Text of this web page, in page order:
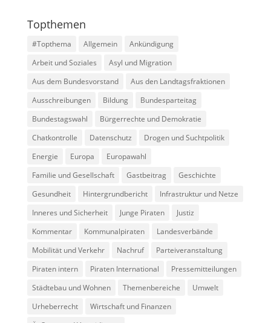
Topthemen
#Topthema Allgemein
Ankündigung
Arbeit und Soziales
Asyl und Migration
Aus dem Bundesvorstand
Aus den Landtagsfraktionen
Ausschreibungen
Bildung
Bundesparteitag
Bundestagswahl
Bürgerrechte und Demokratie
Chatkontrolle
Datenschutz
Drogen und Suchtpolitik
Energie
Europa
Europawahl
Familie und Gesellschaft
Gastbeitrag
Geschichte
Gesundheit
Hintergrundbericht
Infrastruktur und Netze
Inneres und Sicherheit
Junge Piraten
Justiz
Kommentar
Kommunalpiraten
Landesverbände
Mobilität und Verkehr
Nachruf
Parteiveranstaltung
Piraten intern
Piraten International
Pressemitteilungen
Städtebau und Wohnen
Themenbereiche
Umwelt
Urheberrecht
Wirtschaft und Finanzen